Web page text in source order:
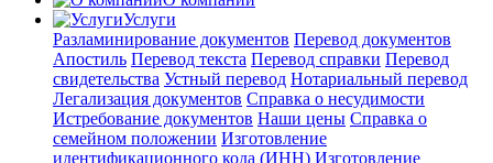
Услуги
Разламинирование документов Перевод документов
Апостиль Перевод текста Перевод справки Перевод
свидетельства Устный перевод Нотариальный перевод
Легализация документов Справка о несудимости
Истребование документов Наши цены Справка о
семейном положении Изготовление
идентификационного кода (ИНН) Изготовление